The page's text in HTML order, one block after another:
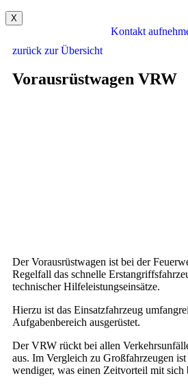
X
Kontakt
zurück zur Übersicht
Vorausrüstwagen VRW
Der Vorausrüstwagen ist bei der
Regelfall das schnelle
technischer Hilfeleistungseinsätze.
Hierzu ist das Einsatzfahrzeug
Aufgabenbereich ausgerüstet.
Der VRW rückt bei allen
aus. Im Vergleich zu Großfahrzeugen
wendiger, was einen Zeitvorteil mit sich